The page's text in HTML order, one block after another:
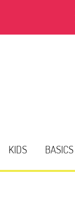
KIDS BASICS